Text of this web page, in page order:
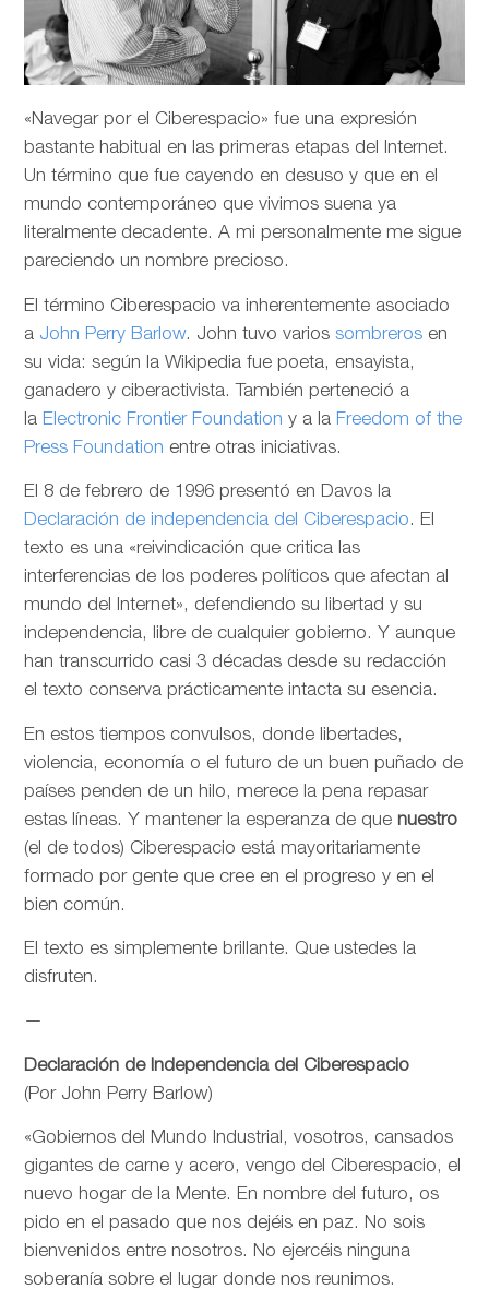
«Navegar por el Ciberespacio» fue una expresión
bastante habitual en las primeras etapas del Internet.
Un término que fue cayendo en desuso y que en el
mundo contemporáneo que vivimos suena ya
literalmente decadente. A mi personalmente me sigue
pareciendo un nombre precioso.
El término Ciberespacio va inherentemente asociado
a John Perry Barlow. John tuvo variossombreros en
su vida: según la Wikipedia fue poeta, ensayista,
ganadero y ciberactivista. También perteneció a
la Electronic Frontier Foundation y a la Freedom of the
Press Foundation entre otras iniciativas.
El 8 de febrero de 1996 presentó en Davos la
Declaración de independencia del Ciberespacio. El
texto es una «reivindicación que critica las
interferencias de los poderes políticos que afectan al
mundo del Internet», defendiendo su libertad y su
independencia, libre de cualquier gobierno. Y aunque
han transcurrido casi 3 décadas desde su redacción
el texto conserva prácticamente intacta su esencia.
En estos tiempos convulsos, donde libertades,
violencia, economía o el futuro de un buen puñado de
países penden de un hilo, merece la pena repasar
estas líneas. Y mantener la esperanza de que nuestro
(el de todos) Ciberespacio está mayoritariamente
formado por gente que cree en el progreso y en el
bien común.
El texto es simplemente brillante. Que ustedes la
disfruten.
—
Declaración de Independencia del Ciberespacio
(Por John Perry Barlow)
«Gobiernos del Mundo Industrial, vosotros, cansados
gigantes de carne y acero, vengo del Ciberespacio, el
nuevo hogar de la Mente. En nombre del futuro, os
pido en el pasado que nos dejéis en paz. No sois
bienvenidos entre nosotros. No ejercéis ninguna
soberanía sobre el lugar donde nos reunimos.